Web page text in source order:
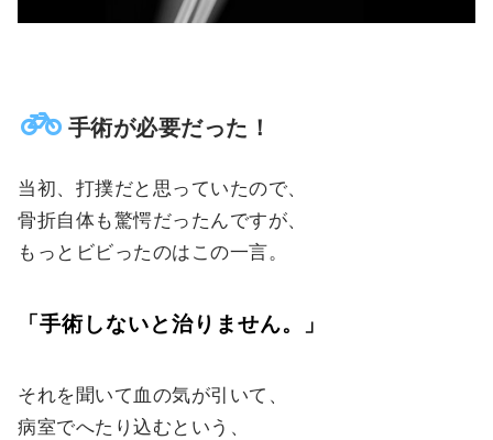
手術が必要だった！
当初、打撲だと思っていたので、
骨折自体も驚愕だったんですが、
もっとビビったのはこの一言。
「手術しないと治りません。」
それを聞いて血の気が引いて、
病室でへたり込むという、